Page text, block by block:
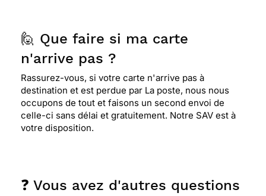
🙋 Que faire si ma carte
n'arrive pas ?
Rassurez-vous, si votre carte n'arrive pas à
destination et est perdue par La poste, nous nous
occupons de tout et faisons un second envoi de
celle-ci sans délai et gratuitement. Notre SAV est à
votre disposition.
❓ Vous avez d'autres questions